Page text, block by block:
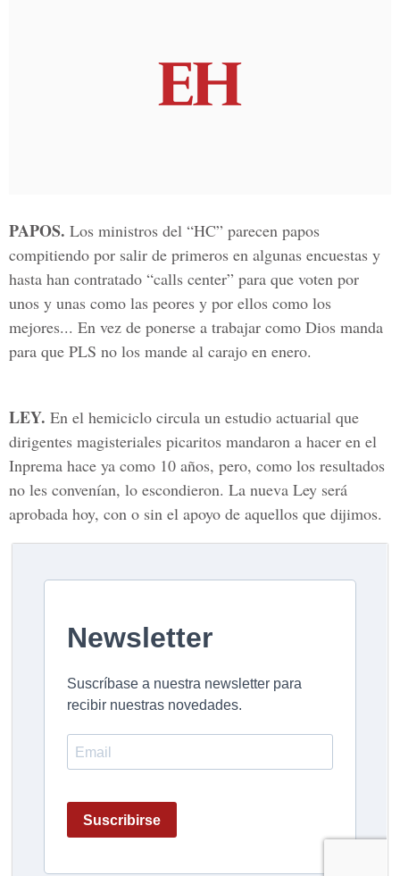
PAPOS. Los ministros del “HC” parecen papos
compitiendo por salir de primeros en algunas encuestas y
hasta han contratado “calls center” para que voten por
unos y unas como las peores y por ellos como los
mejores... En vez de ponerse a trabajar como Dios manda
para que PLS no los mande al carajo en enero.
LEY. En el hemiciclo circula un estudio actuarial que
dirigentes magisteriales picaritos mandaron a hacer en el
Inprema hace ya como 10 años, pero, como los resultados
no les convenían, lo escondieron. La nueva Ley será
aprobada hoy, con o sin el apoyo de aquellos que dijimos.